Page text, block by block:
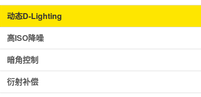
动态D-Lighting
高ISO降噪
暗角控制
衍射补偿